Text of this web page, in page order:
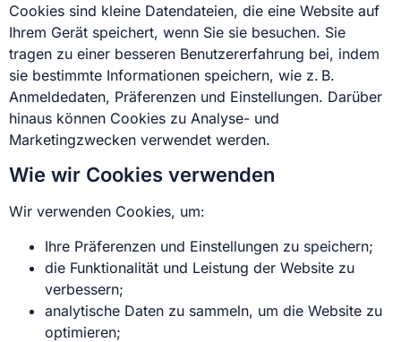
Cookies sind kleine Datendateien, die eine Website auf
Ihrem Gerät speichert, wenn Sie sie besuchen. Sie
tragen zu einer besseren Benutzererfahrung bei, indem
sie bestimmte Informationen speichern, wie z. B.
Anmeldedaten, Präferenzen und Einstellungen. Darüber
hinaus können Cookies zu Analyse- und
Marketingzwecken verwendet werden.
Wie wir Cookies verwenden
Wir verwenden Cookies, um:
Ihre Präferenzen und Einstellungen zu speichern;
die Funktionalität und Leistung der Website zu
verbessern;
analytische Daten zu sammeln, um die Website zu
optimieren;